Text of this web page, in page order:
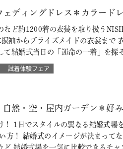
ェディングドレス＊カラード
など約1200着の衣装を取り扱う
袖からブライズメイドの衣裳まで
て結婚式当日の「運命の一着」を探
試着体験フェア
自然・空・屋内ガーデン＊好
！ 1日でスタイルの異なる結婚式
方！ 結婚式のイメージが決まっ
ど 結婚式場を一気に比較できるチ